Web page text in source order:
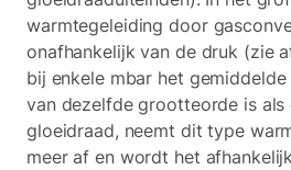
warmtegeleiding door
onafhankelijk van de druk (zie
bij enkele mbar het
van dezelfde grootteorde is als
gloeidraad, neemt dit type
meer af en wordt het